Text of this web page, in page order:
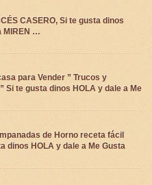
CASERO, Si te gusta dinos
MIREN …
para Vender ” Trucos y
Si te gusta dinos HOLA y dale a Me
de Horno receta fácil
dinos HOLA y dale a Me Gusta